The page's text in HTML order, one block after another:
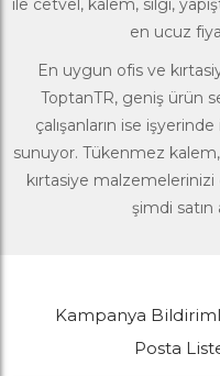
ile cetvel, kalem, silgi,
en ucuz
En uygun ofis ve
ToptanTR, geniş ürün
çalışanların ise
sunuyor. Tükenmez
kırtasiye
şimdi satın
Kampanya
Posta